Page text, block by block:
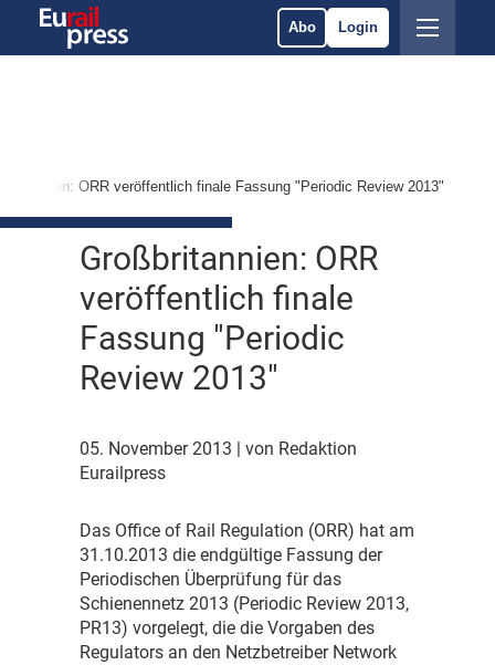
Abo Login
ORR veröffentlich finale Fassung "Periodic Review 2013"
Großbritannien: ORR
veröffentlich finale
Fassung "Periodic
Review 2013"
05. November 2013
| von Redaktion
Eurailpress
Das Office of Rail Regulation (ORR) hat am
31.10.2013 die endgültige Fassung der
Periodischen Überprüfung für das
Schienennetz 2013 (Periodic Review 2013,
PR13) vorgelegt, die die Vorgaben des
Regulators an den Netzbetreiber Network